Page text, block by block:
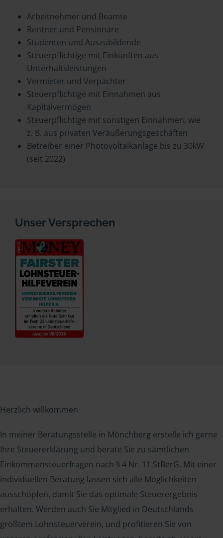
Arbeitnehmer und Beamte
Rentner und Pensionäre
Studenten und Auszubildende
Steuerpflichtige mit Einkünften aus
Unterhaltsleistungen
Vermieter und Verpächter
Steuerpflichtige mit Einnahmen aus
Kapitalvermögen
Steuerpflichtige mit sonstigen Einnahmen, wie
z. B. aus privaten Veräußerungsgeschäften
Betreiber einer Photovoltaikanlage bis zu 30kW
(seit 2022)
Unser Versprechen
Herzlich willkommen
In meiner Beratungsstelle in Mönchberg erstelle ich gerne
Ihre Steuererklärung und berate Sie zu sämtlichen
Einkommensteuerfragen nach § 4 Nr. 11 StBerG. Mit einer
individuellen Beratung lassen sich alle Möglichkeiten
ausschöpfen, damit Sie das optimale Steuerergebnis
erhalten. Werden auch Sie Mitglied in Deutschlands
größtem Lohnsteuerverein, und profitieren Sie von